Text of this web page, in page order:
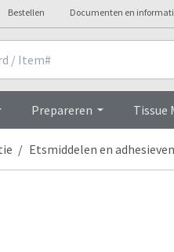
Bestellen Documenten en
Prepareren Tissue
Etsmiddelen en adhesieven